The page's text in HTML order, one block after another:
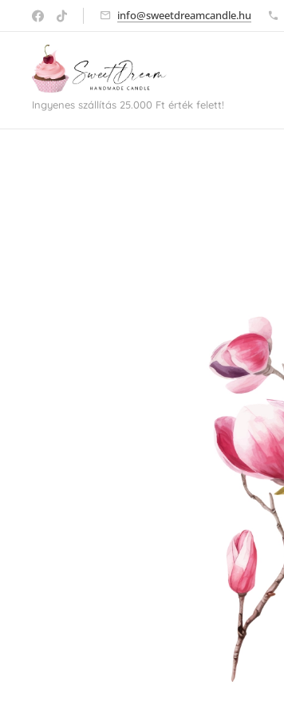
info@sweetdreamcandle.hu
Ingyenes szállítás 25.000 Ft érték felett!